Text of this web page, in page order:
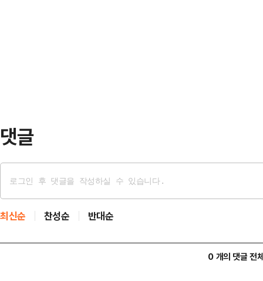
댓글
최신순 찬성순 반대순
0 개의 댓글 전